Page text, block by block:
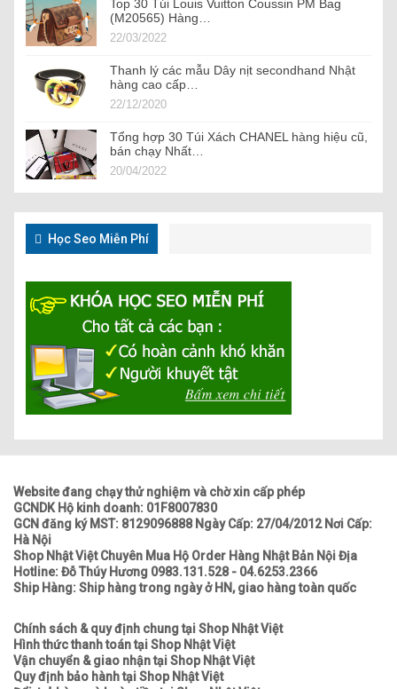
Top 30 Túi Louis Vuitton Coussin PM Bag
(M20565) Hàng…
22/03/2022
Thanh lý các mẫu Dây nịt secondhand Nhật
hàng cao cấp…
22/12/2020
Tổng hợp 30 Túi Xách CHANEL hàng hiệu cũ,
bán chạy Nhất…
20/04/2022
Học Seo Miễn Phí
Website đang chạy thử nghiệm và chờ xin cấp phép
GCNDK Hộ kinh doanh: 01F8007830
GCN đăng ký MST: 8129096888 Ngày Cấp: 27/04/2012 Nơi Cấp:
Hà Nội
Shop Nhật Việt Chuyên Mua Hộ Order Hàng Nhật Bản Nội Địa
Hotline: Đỗ Thúy Hương 0983.131.528 - 04.6253.2366
Ship Hàng: Ship hàng trong ngày ở HN, giao hàng toàn quốc
Chính sách & quy định chung tại Shop Nhật Việt
Hình thức thanh toán tại Shop Nhật Việt
Vận chuyển & giao nhận tại Shop Nhật Việt
Quy định bảo hành tại Shop Nhật Việt